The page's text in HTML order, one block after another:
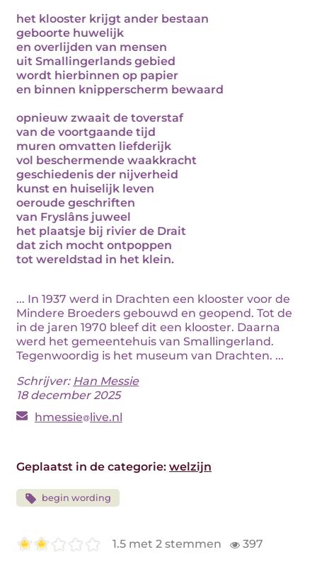
het klooster krijgt ander bestaan
geboorte huwelijk
en overlijden van mensen
uit Smallingerlands gebied
wordt hierbinnen op papier
en binnen knipperscherm bewaard
opnieuw zwaait de toverstaf
van de voortgaande tijd
muren omvatten liefderijk
vol beschermende waakkracht
geschiedenis der nijverheid
kunst en huiselijk leven
oeroude geschriften
van Fryslâns juweel
het plaatsje bij rivier de Drait
dat zich mocht ontpoppen
tot wereldstad in het klein.
... In 1937 werd in Drachten een klooster voor de
Mindere Broeders gebouwd en geopend. Tot de
in de jaren 1970 bleef dit een klooster. Daarna
werd het gemeentehuis van Smallingerland.
Tegenwoordig is het museum van Drachten. ...
Schrijver: Han Messie
18 december 2025
hmessie live.nl
Geplaatst in de categorie: welzijn
begin wording
1.5 met 2 stemmen 397